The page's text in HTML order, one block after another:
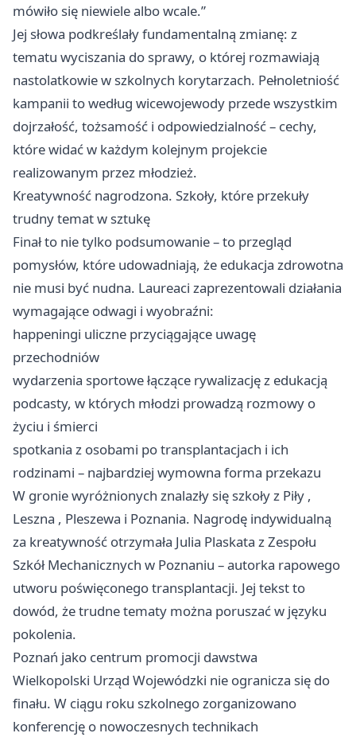
mówiło się niewiele albo wcale.”
Jej słowa podkreślały fundamentalną zmianę: z
tematu wyciszania do sprawy, o której rozmawiają
nastolatkowie w szkolnych korytarzach. Pełnoletniość
kampanii to według wicewojewody przede wszystkim
dojrzałość, tożsamość i odpowiedzialność – cechy,
które widać w każdym kolejnym projekcie
realizowanym przez młodzież.
Kreatywność nagrodzona. Szkoły, które przekuły
trudny temat w sztukę
Finał to nie tylko podsumowanie – to przegląd
pomysłów, które udowadniają, że edukacja zdrowotna
nie musi być nudna. Laureaci zaprezentowali działania
wymagające odwagi i wyobraźni:
happeningi uliczne przyciągające uwagę
przechodniów
wydarzenia sportowe łączące rywalizację z edukacją
podcasty, w których młodzi prowadzą rozmowy o
życiu i śmierci
spotkania z osobami po transplantacjach i ich
rodzinami – najbardziej wymowna forma przekazu
W gronie wyróżnionych znalazły się szkoły z Piły ,
Leszna , Pleszewa i Poznania. Nagrodę indywidualną
za kreatywność otrzymała Julia Plaskata z Zespołu
Szkół Mechanicznych w Poznaniu – autorka rapowego
utworu poświęconego transplantacji. Jej tekst to
dowód, że trudne tematy można poruszać w języku
pokolenia.
Poznań jako centrum promocji dawstwa
Wielkopolski Urząd Wojewódzki nie ogranicza się do
finału. W ciągu roku szkolnego zorganizowano
konferencję o nowoczesnych technikach